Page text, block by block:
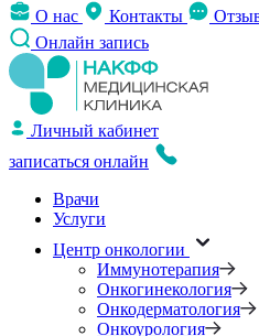
О нас
Контакты
Онлайн запись
Личный кабинет
записаться онлайн
Врачи
Услуги
Центр онкологии
Иммунотерапия
Онкогинекология
Онкодерматология
Онкоурология